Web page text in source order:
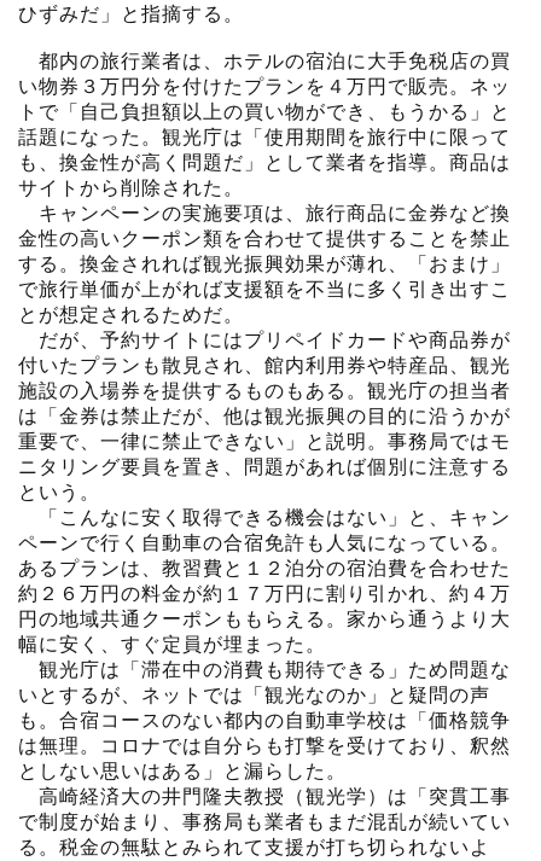
ひずみだ」と指摘する。
都内の旅行業者は、ホテルの宿泊に大手免税店の買
い物券３万円分を付けたプランを４万円で販売。ネッ
トで「自己負担額以上の買い物ができ、もうかる」と
話題になった。観光庁は「使用期間を旅行中に限って
も、換金性が高く問題だ」として業者を指導。商品は
サイトから削除された。
キャンペーンの実施要項は、旅行商品に金券など換
金性の高いクーポン類を合わせて提供することを禁止
する。換金されれば観光振興効果が薄れ、「おまけ」
で旅行単価が上がれば支援額を不当に多く引き出すこ
とが想定されるためだ。
だが、予約サイトにはプリペイドカードや商品券が
付いたプランも散見され、館内利用券や特産品、観光
施設の入場券を提供するものもある。観光庁の担当者
は「金券は禁止だが、他は観光振興の目的に沿うかが
重要で、一律に禁止できない」と説明。事務局ではモ
ニタリング要員を置き、問題があれば個別に注意する
という。
「こんなに安く取得できる機会はない」と、キャン
ペーンで行く自動車の合宿免許も人気になっている。
あるプランは、教習費と１２泊分の宿泊費を合わせた
約２６万円の料金が約１７万円に割り引かれ、約４万
円の地域共通クーポンももらえる。家から通うより大
幅に安く、すぐ定員が埋まった。
観光庁は「滞在中の消費も期待できる」ため問題な
いとするが、ネットでは「観光なのか」と疑問の声
も。合宿コースのない都内の自動車学校は「価格競争
は無理。コロナでは自分らも打撃を受けており、釈然
としない思いはある」と漏らした。
高崎経済大の井門隆夫教授（観光学）は「突貫工事
で制度が始まり、事務局も業者もまだ混乱が続いてい
る。税金の無駄とみられて支援が打ち切られないよ